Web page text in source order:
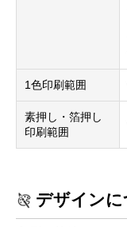
1色印刷範囲
素押し・箔押し
印刷範囲
デザインに